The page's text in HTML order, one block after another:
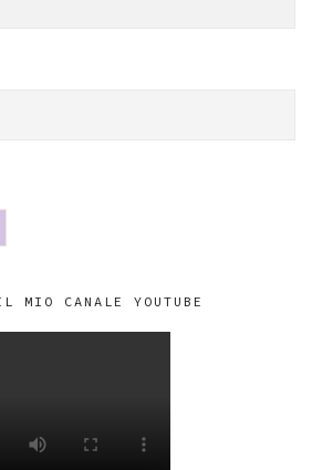
MIO CANALE YOUTUBE